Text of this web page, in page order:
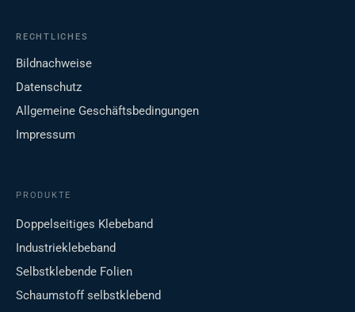
RECHTLICHES
Bildnachweise
Datenschutz
Allgemeine Geschäftsbedingungen
Impressum
PRODUKTE
Doppelseitiges Klebeband
Industrieklebeband
Selbstklebende Folien
Schaumstoff selbstklebend